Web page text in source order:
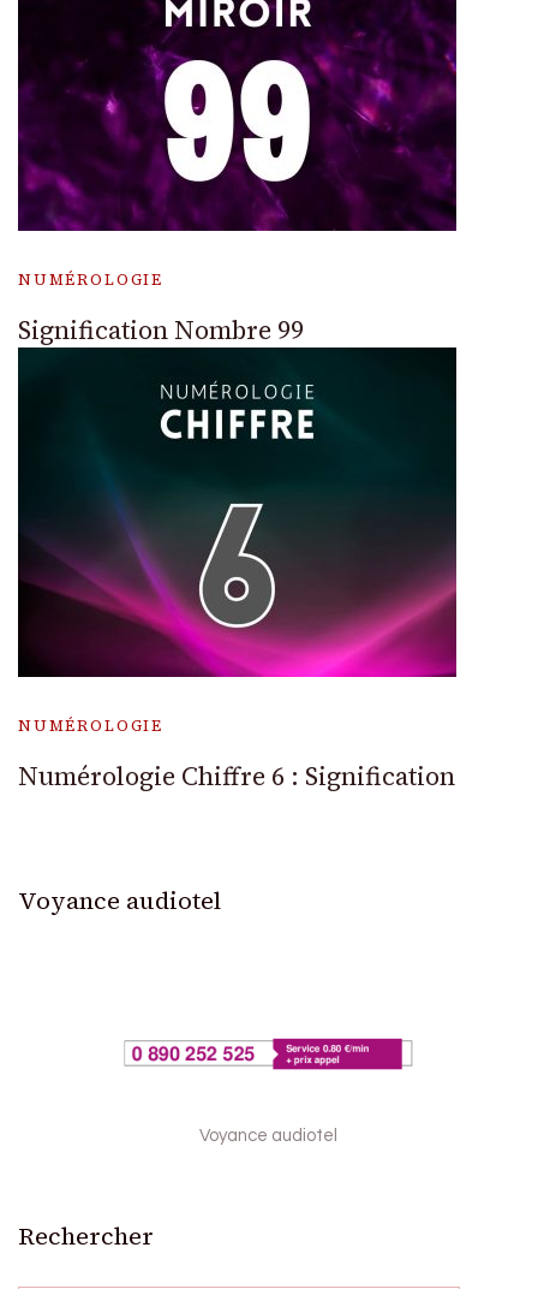
NUMÉROLOGIE
Signification Nombre 99
NUMÉROLOGIE
Numérologie Chiffre 6 : Signification
Voyance audiotel
Voyance audiotel
Rechercher